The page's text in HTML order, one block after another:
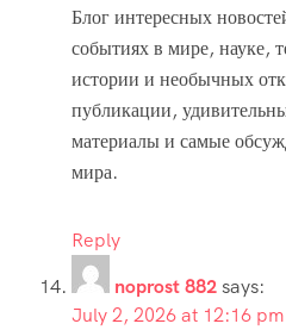
Блог интересных
событиях в мире, науке,
истории и необычных
публикации,
материалы и самые
мира.
Reply
noprost 882says:
July 2, 2026 at 12:16 pm